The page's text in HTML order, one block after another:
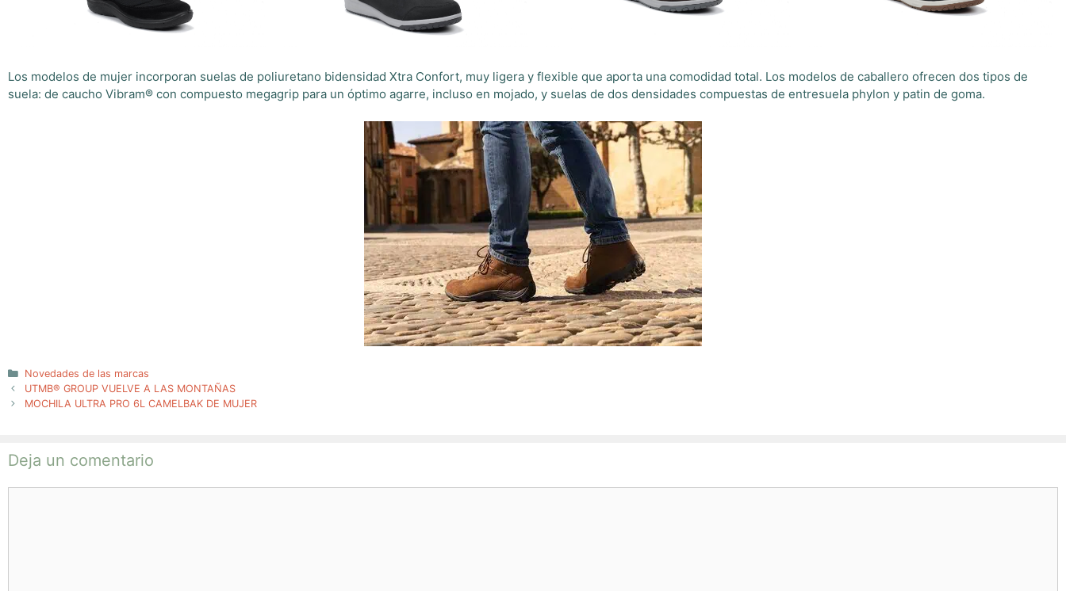
Los modelos de mujer incorporan suelas de poliuretano bidensidad Xtra Confort, muy ligera y flexible que aporta una comodidad total. Los modelos de caballero ofrecen dos tipos de
suela: de caucho Vibram® con compuesto megagrip para un óptimo agarre, incluso en mojado, y suelas de dos densidades compuestas de entresuela phylon y patin de goma.
Categorías
Novedades de las marcas
UTMB® GROUP VUELVE A LAS MONTAÑAS
MOCHILA ULTRA PRO 6L CAMELBAK DE MUJER
Deja un comentario